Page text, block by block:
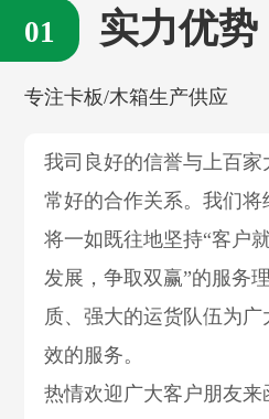
实力优势
专注卡板/木箱生产供应
我司良好的信誉与上百
常好的合作关系。我们将
将一如既往地坚持“客户
发展，争取双赢”的服务
质、强大的运货队伍为
效的服务。
热情欢迎广大客户朋友